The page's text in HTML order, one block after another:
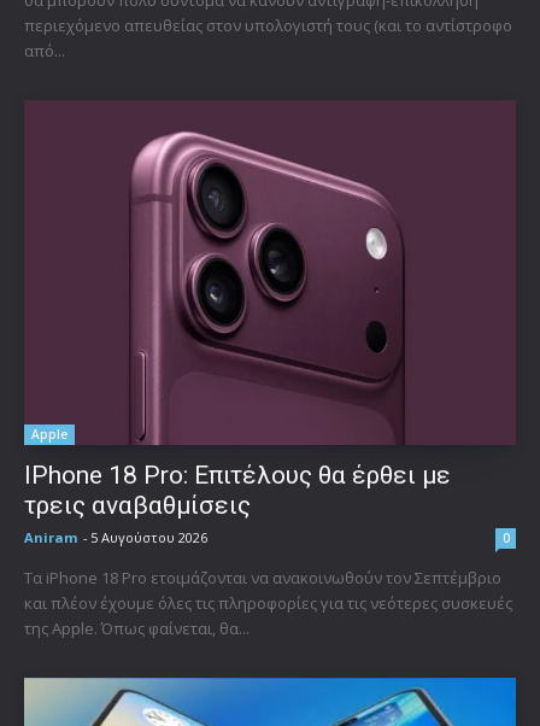
περιεχόμενο απευθείας στον υπολογιστή τους (και το αντίστροφο
από...
Apple
IPhone 18 Pro: Επιτέλους θα έρθει με
τρεις αναβαθμίσεις
Aniram - 5 Αυγούστου 2026 0
Τα iPhone 18 Pro ετοιμάζονται να ανακοινωθούν τον Σεπτέμβριο
και πλέον έχουμε όλες τις πληροφορίες για τις νεότερες συσκευές
της Apple. Όπως φαίνεται, θα...